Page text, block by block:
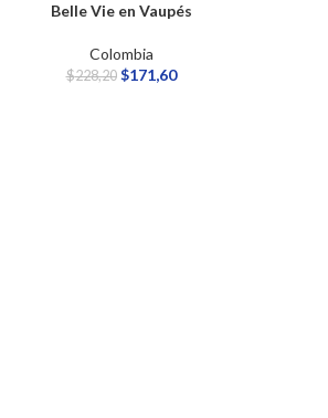
Belle Vie en Vaupés
Colombia
$228,20 $171,60